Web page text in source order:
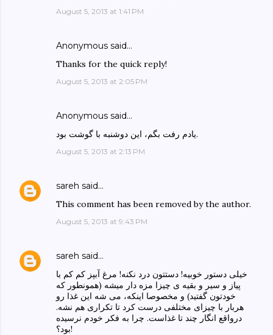
August 5, 2013 at 1:41 PM
Anonymous said…
Thanks for the quick reply!
August 5, 2013 at 2:05 PM
Anonymous said…
یادم رفت بگم، این دوشنبه با گوشت بود.
August 5, 2013 at 2:13 PM
sareh said…
This comment has been removed by the author.
August 5, 2013 at 9:43 PM
sareh said…
خیلی دستور خوبیه! دستتون درد نکنه! مرغ آبپز کم کم با
پیاز و سیر و بقیه ی چیزا مزه دار میشه (همونطور که
خودتون گفتید) و مخصوصا اینکه، می شه این غذا رو
هربار با چیزای مختلفی درست کرد تا تکراری هم نشه.
درواقع انگار چند تا غذاست. چرا به فکر خودم نرسیده
بود؟!